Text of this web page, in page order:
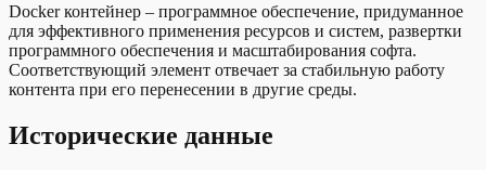
Docker контейнер – программное обеспечение, придуманное
для эффективного применения ресурсов и систем, развертки
программного обеспечения и масштабирования софта.
Соответствующий элемент отвечает за стабильную работу
контента при его перенесении в другие среды.
Исторические данные